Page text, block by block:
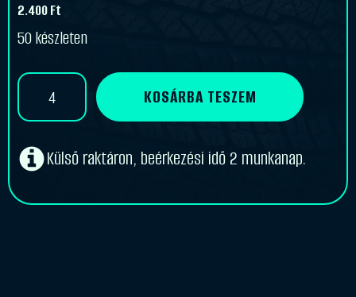
2.400Ft
50 készleten
Speedways
13
TÖMLŐ
KOSÁRBA TESZEM
Külső raktáron, beérkezési idő 2 munkanap.